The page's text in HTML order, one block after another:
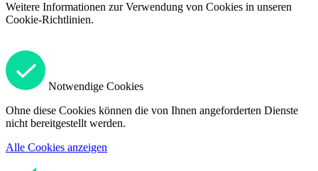
Weitere Informationen zur Verwendung von Cookies in unseren
Cookie-Richtlinien.
Notwendige Cookies
Ohne diese Cookies können die von Ihnen angeforderten Dienste
nicht bereitgestellt werden.
Alle Cookies anzeigen